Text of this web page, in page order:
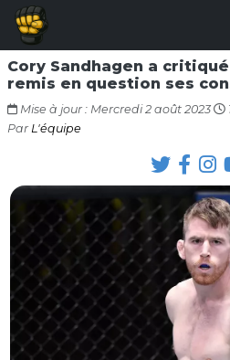
Cory Sandhagen a critiqué
remis en question ses
Mise à jour : Mercredi 2 août 2023
Par L'équipe